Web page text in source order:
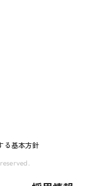
る基本方針